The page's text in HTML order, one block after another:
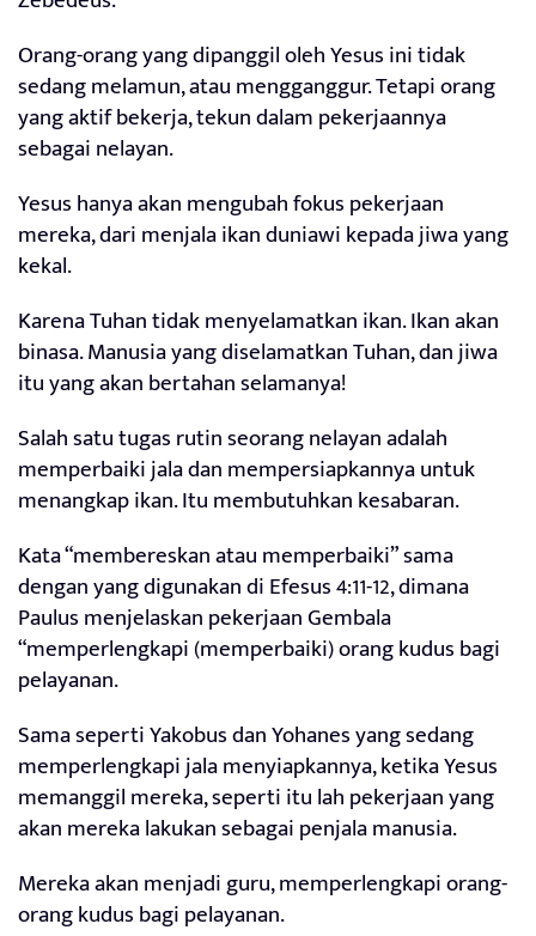
Orang-orang yang dipanggil oleh Yesus ini tidak
sedang melamun, atau mengganggur. Tetapi orang
yang aktif bekerja, tekun dalam pekerjaannya
sebagai nelayan.
Yesus hanya akan mengubah fokus pekerjaan
mereka, dari menjala ikan duniawi kepada jiwa yang
kekal.
Karena Tuhan tidak menyelamatkan ikan. Ikan akan
binasa. Manusia yang diselamatkan Tuhan, dan jiwa
itu yang akan bertahan selamanya!
Salah satu tugas rutin seorang nelayan adalah
memperbaiki jala dan mempersiapkannya untuk
menangkap ikan. Itu membutuhkan kesabaran.
Kata “membereskan atau memperbaiki” sama
dengan yang digunakan di Efesus 4:11-12, dimana
Paulus menjelaskan pekerjaan Gembala
“memperlengkapi (memperbaiki) orang kudus bagi
pelayanan.
Sama seperti Yakobus dan Yohanes yang sedang
memperlengkapi jala menyiapkannya, ketika Yesus
memanggil mereka, seperti itu lah pekerjaan yang
akan mereka lakukan sebagai penjala manusia.
Mereka akan menjadi guru, memperlengkapi orang-
orang kudus bagi pelayanan.